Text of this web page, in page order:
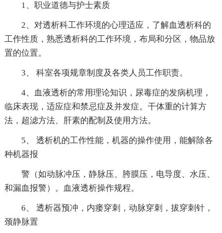
1、职业道德与护士素质
2、对透析科工作环境的心理适应，了解血透析科的
工作性质，熟悉透析科的工作环境，布局和分区，物品放
置的位置。
3、 科室各项规章制度及各类人员工作职责。
4、血液透析的常用理论知识，尿毒症的发病机理，
临床表现，适应症和禁忌症及并发症。干体重的计算方
法，超滤方法、肝素的配制及使用方法。
5、 透析机的工作性能，机器的操作使用，能解除各
种机器报
警（如动脉冲压，静脉压、胯膜压，电导度、水压、
和漏血报警）。血液透析操作规程。
6、 透析器预冲，内瘘穿刺，动脉穿刺，拔穿刺针，
颈静脉置